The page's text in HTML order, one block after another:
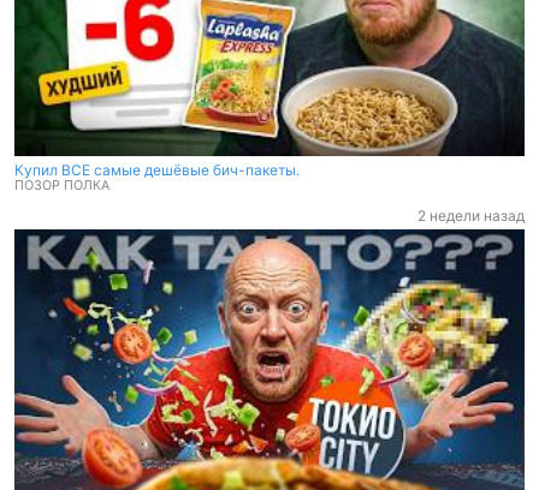
Купил ВСЕ самые дешёвые бич-пакеты.
ПОЗОР ПОЛКА
2 недели назад
ВСЁ летнее меню ТОКИО-СИТИ.
ПОЗОР ПОЛКА
3 недели назад
Купил ВСЕ самые дешёвые бич-пакеты.
ПОЗОР ПОЛКА
2 недели назад